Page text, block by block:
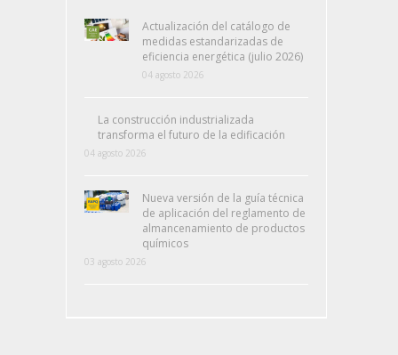
Actualización del catálogo de
medidas estandarizadas de
eficiencia energética (julio 2026)
04 agosto 2026
La construcción industrializada
transforma el futuro de la edificación
04 agosto 2026
Nueva versión de la guía técnica
de aplicación del reglamento de
almancenamiento de productos
químicos
03 agosto 2026